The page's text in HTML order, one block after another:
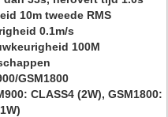
10m tweede RMS
0.1m/s
100M
GSM1800
CLASS4 (2W), GSM1800: